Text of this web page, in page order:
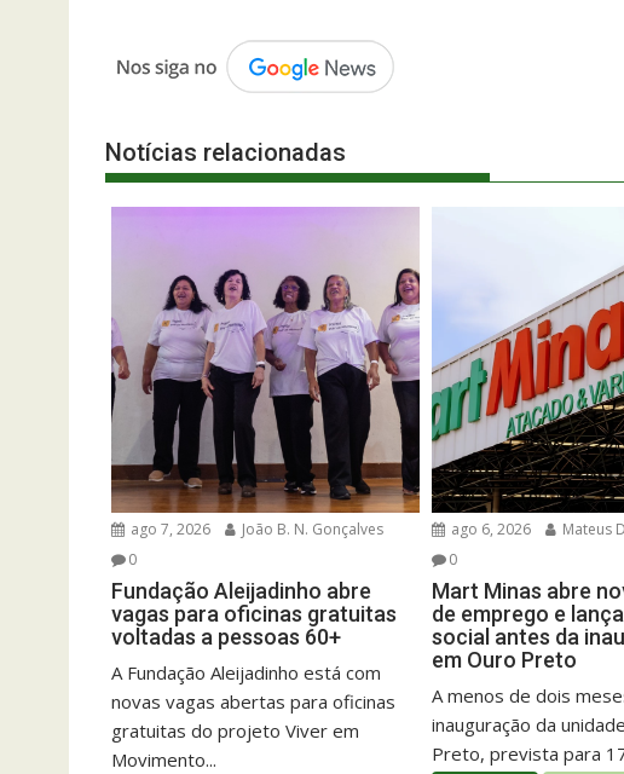
Notícias relacionadas
ago 7, 2026
João B. N. Gonçalves
0
Fundação Aleijadinho abre
vagas para oficinas gratuitas
voltadas a pessoas 60+
A Fundação Aleijadinho está com
novas vagas abertas para oficinas
gratuitas do projeto Viver em
Movimento...
ago 6, 2026
Mateus
0
Mart Minas abre
de emprego e
social antes da
em Ouro Preto
A menos de dois
inauguração da
Preto, prevista para